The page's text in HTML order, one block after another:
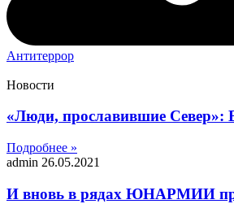
Антитеррор
Новости
«Люди, прославившие Север»:
Подробнее »
admin 26.05.2021
И вновь в рядах ЮНАРМИИ